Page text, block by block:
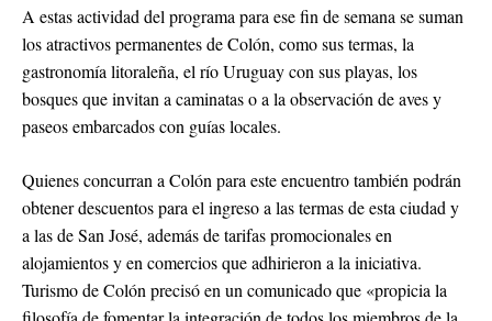
A estas actividad del programa para ese fin de semana se suman
los atractivos permanentes de Colón, como sus termas, la
gastronomía litoraleña, el río Uruguay con sus playas, los
bosques que invitan a caminatas o a la observación de aves y
paseos embarcados con guías locales.
Quienes concurran a Colón para este encuentro también podrán
obtener descuentos para el ingreso a las termas de esta ciudad y
a las de San José, además de tarifas promocionales en
alojamientos y en comercios que adhirieron a la iniciativa.
Turismo de Colón precisó en un comunicado que «propicia la